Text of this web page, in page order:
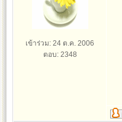
เข้าร่วม: 24 ต.ค. 2006
ตอบ: 2348